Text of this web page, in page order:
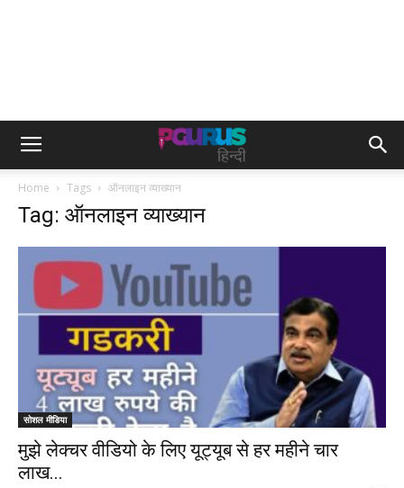
Home Tags ऑनलाइन व्याख्यान
Tag: ऑनलाइन व्याख्यान
सोशल मीडिया
मुझे लेक्चर वीडियो के लिए यूट्यूब से हर महीने चार
लाख...